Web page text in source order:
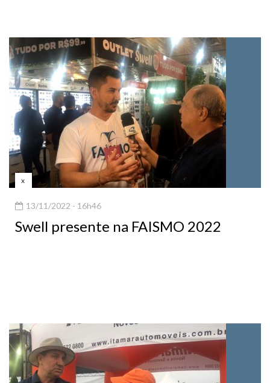
x
13/11/2022 - 16h46
Swell presente na FAISMO 2022